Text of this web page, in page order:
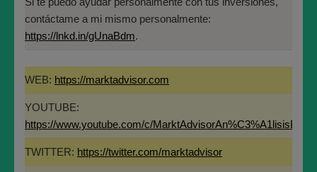
EXPECTATIVA EN CATENON
EN EL PRIMER TRIMESTRE
DEL AÑO 2023
Y para trabajar, vamos a marcarnos un marco
temporal, de aqui a 31 de Marzo, para este trimestre,
creo queno podremos aspirar a más de 2,25€ por
acción en este trimestre,
como topes de las posibles
futuras subidas en el valor de aqui a finales de Marzo.
contáctame a mi mismo personalmente:
https://lnkd.in/gUnaBdm.
WEB: https://marktadvisor.com
YOUTUBE:
https://www.youtube.com/c/
TWITTER: https://twitter.com/marktadvisor